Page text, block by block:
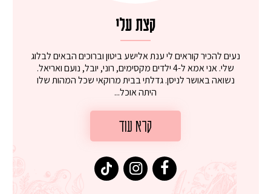
קצת עלי
נעים להכיר קוראים לי ענת אלישע ביטון וברוכים הבאים לבלוג
שלי. אני אמא ל-4 ילדים מקסימים, רוני, יובל, נועם ואריאל.
נשואה באושר לניסן. גדלתי בבית מרוקאי שכל המהות שלו
היתה אוכל...
קרא עוד